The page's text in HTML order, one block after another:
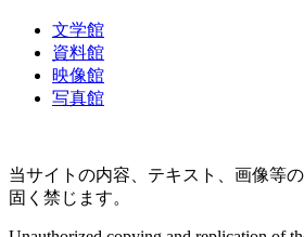
文学館
資料館
映像館
写真館
当サイトの内容、テキスト、画像等
固く禁じます。